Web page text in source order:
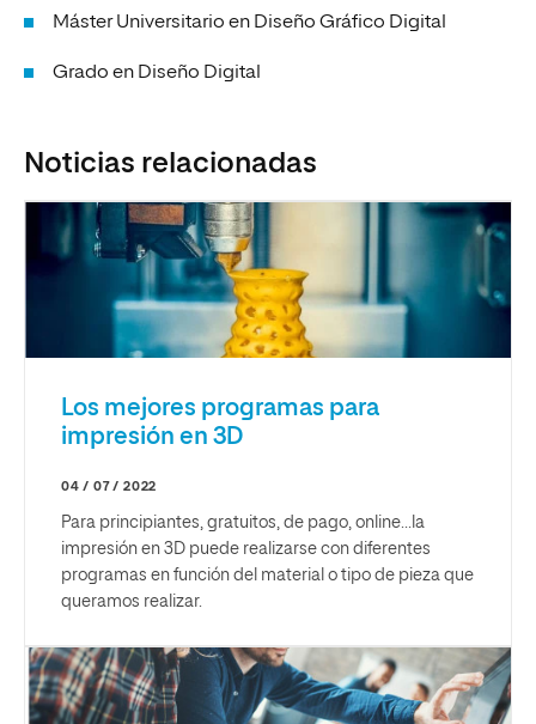
Máster Universitario en Diseño Gráfico Digital
Grado en Diseño Digital
Noticias relacionadas
Los mejores programas para
impresión en 3D
04 / 07 / 2022
Para principiantes, gratuitos, de pago, online…la
impresión en 3D puede realizarse con diferentes
programas en función del material o tipo de pieza que
queramos realizar.